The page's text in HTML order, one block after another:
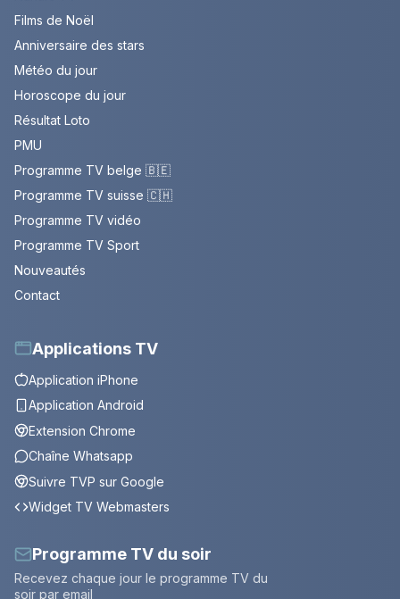
Films de Noël
Anniversaire des stars
Météo du jour
Horoscope du jour
Résultat Loto
PMU
Programme TV belge 🇧🇪
Programme TV suisse 🇨🇭
Programme TV vidéo
Programme TV Sport
Nouveautés
Contact
Applications TV
Application iPhone
Application Android
Extension Chrome
Chaîne Whatsapp
Suivre TVP sur Google
Widget TV Webmasters
Programme TV du soir
Recevez chaque jour le programme TV du
soir par email